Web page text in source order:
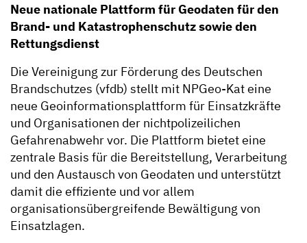
Neue nationale Plattform für Geodaten für den
Brand- und Katastrophenschutz sowie den
Rettungsdienst
Die Vereinigung zur Förderung des Deutschen
Brandschutzes (vfdb) stellt mit NPGeo-Kat eine
neue Geoinformationsplattform für Einsatzkräfte
und Organisationen der nichtpolizeilichen
Gefahrenabwehr vor. Die Plattform bietet eine
zentrale Basis für die Bereitstellung, Verarbeitung
und den Austausch von Geodaten und unterstützt
damit die effiziente und vor allem
organisationsübergreifende Bewältigung von
Einsatzlagen.